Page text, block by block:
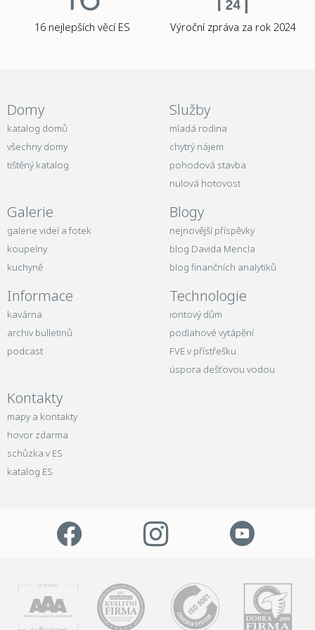
16 nejlepších věcí ES Výroční zpráva za rok 2024
Domy
katalog domů
všechny domy
tištěný katalog
Služby
mladá rodina
chytrý nájem
pohodová stavba
nulová hotovost
Galerie
galerie videí a fotek
koupelny
kuchyně
Blogy
nejnovější příspěvky
blog Davida Mencla
blog finančních analytiků
Informace
kavárna
archiv bulletinů
podcast
Technologie
iontový dům
podlahové vytápění
FVE v přístřešku
úspora dešťovou vodou
Kontakty
mapy a kontakty
hovor zdarma
schůzka v ES
katalog ES